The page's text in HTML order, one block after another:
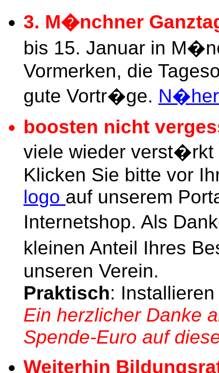
3. M�nchner
bis 15. Januar in
Vormerken, die
gute Vortr�ge.
boosten nicht
viele wieder
Klicken Sie bitte vor
logo auf unserem
Internetshop. Als
kleinen Anteil Ihres
unseren Verein.
Praktisch:
Ein herzlicher Danke
Spende-Euro auf
Weiterhin